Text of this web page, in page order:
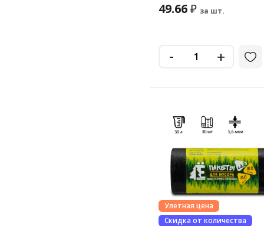
49.66₽ за шт.
- +
Улетная цена
Скидка от количества